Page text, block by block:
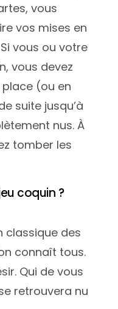
vous
vos mises en
vous ou votre
vous devez
(ou en
suite jusqu’à
nus. À
tomber les
coquin ?
classique des
connaît tous.
Qui de vous
retrouvera nu